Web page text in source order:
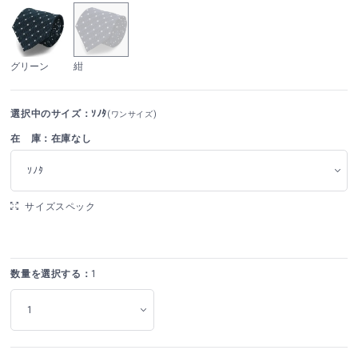
グリーン 紺
選択中のサイズ：ｿﾉﾀ(ワンサイズ)
在 庫：在庫なし
ｿﾉﾀ
サイズスペック
数量を選択する： 1